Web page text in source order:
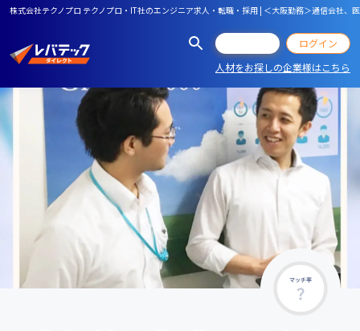
株式会社テクノプロ テクノプロ・IT社のエンジニア求人・転職・採用 | ＜大阪勤務＞通信会社
ログイン
人材をお探しの企業様はこちら
マッチ率